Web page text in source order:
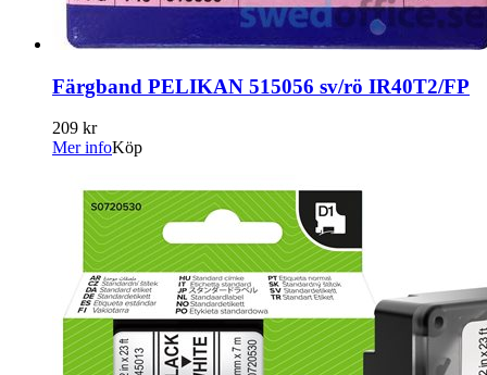
Färgband PELIKAN 515056 sv/rö IR40T2/FP
209 kr
Mer infoKöp